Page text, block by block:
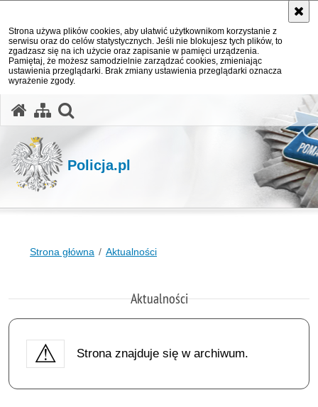
Strona używa plików cookies, aby ułatwić użytkownikom korzystanie z
serwisu oraz do celów statystycznych. Jeśli nie blokujesz tych plików, to
zgadzasz się na ich użycie oraz zapisanie w pamięci urządzenia.
Pamiętaj, że możesz samodzielnie zarządzać cookies, zmieniając
ustawienia przeglądarki. Brak zmiany ustawienia przeglądarki oznacza
wyrażenie zgody.
Policja.pl
Strona główna Aktualności
Aktualności
Strona znajduje się w archiwum.